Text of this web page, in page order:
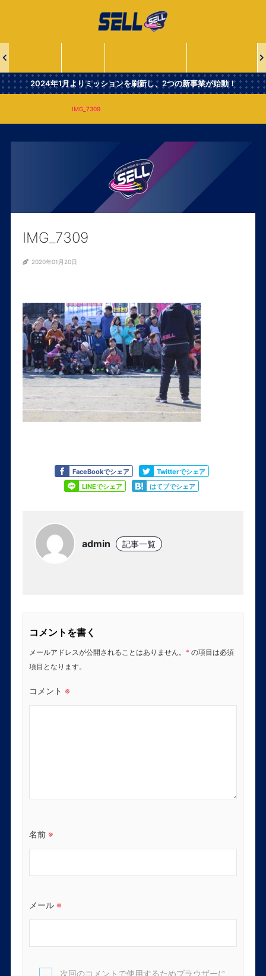
団
法
Second
Era
2024年1月よりミッションを刷新し、2つの新事業が始動！
IMG_7309
IMG_7309
2020年01月20日
FaceBookでシェア
Like Twitterでシェア
Tweet
LINEでシェア
Share はてブでシェア
Share
admin 記事一覧
コメントを書く
メールアドレスが公開されることはありません。 * の項目は必須
項目となります。
コメント ※
名前 ※
メール ※
次回のコメントで使用するためブラウザーに